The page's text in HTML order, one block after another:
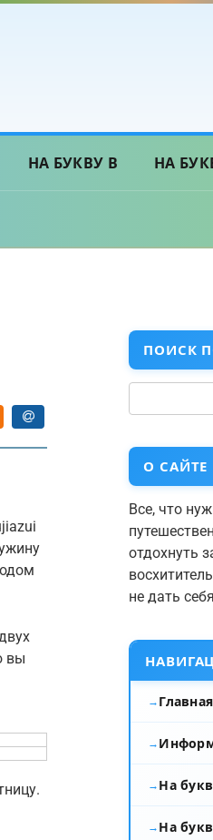
НА БУКВУ В НА
вы
ПОИСК
О САЙТЕ
Все, что
отдохнуть
не дать
На
На